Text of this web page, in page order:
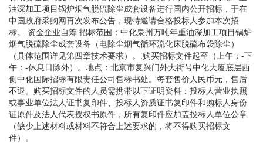
油深加工项目锅炉烟气脱硫除尘成套设备进行国内公开招标，于在
中国政府采购网再次发布公告，现特邀请合格投标人参加本次招
标。.资金企业自筹.招标范围：中化泉州万吨年重油深加工项目锅炉
烟气脱硫除尘成套设备（电除尘烟气循环流化床脱硫布袋除尘）
（具体范围详见第四章技术要求）。.购买招标文件起至（上午：-下
午：-休息日除外）。地点：北京市复兴门外大街号中化大厦底层西
侧中化国际招标有限责任公司售标书处。每套售价人民币元，售后
不退。购买招标文件的人员需携带以下证明资料：投标人营业执照
或事业单位法人证书复印件、投标人资质证书复印件和购标人身份
证原件及法人代表授权书原件，所有复印件应加盖投标人单位公章
（缺少上述材料或材料不符合上述要求的，将不得购买招标文
件）。